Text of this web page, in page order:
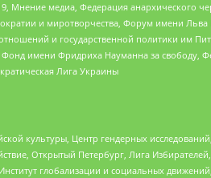
медиа, Федерация анархического
и миротворчества, Форум имени
и государственной политики им
имени Фридриха Науманна за свободу,
Лига Украины
культуры, Центр гендерных
Открытый Петербург, Лига
глобализации и социальных